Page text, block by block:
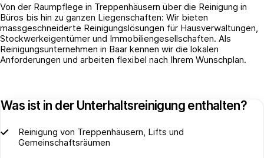
Von der Raumpflege in Treppenhäusern über die Reinigung in
Büros bis hin zu ganzen Liegenschaften: Wir bieten
massgeschneiderte Reinigungslösungen für Hausverwaltungen,
Stockwerkeigentümer und Immobiliengesellschaften. Als
Reinigungsunternehmen in Baar kennen wir die lokalen
Anforderungen und arbeiten flexibel nach Ihrem Wunschplan.
Was ist in der Unterhaltsreinigung enthalten?
Reinigung von Treppenhäusern, Lifts und
Gemeinschaftsräumen